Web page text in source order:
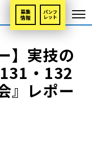
募集
情報
パンフ
レット
】実技の
・132
』レポー